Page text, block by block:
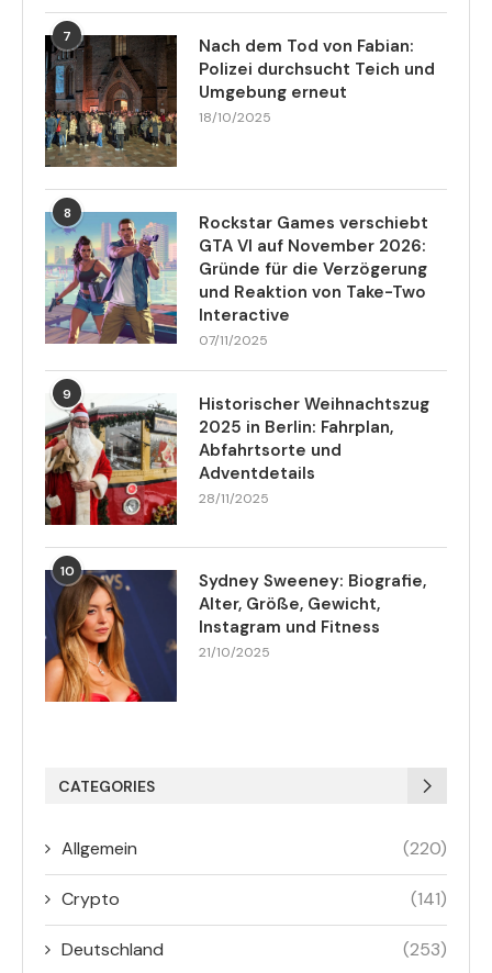
7
Nach dem Tod von Fabian:
Polizei durchsucht Teich und
Umgebung erneut
18/10/2025
8
Rockstar Games verschiebt
GTA VI auf November 2026:
Gründe für die Verzögerung
und Reaktion von Take-Two
Interactive
07/11/2025
9
Historischer Weihnachtszug
2025 in Berlin: Fahrplan,
Abfahrtsorte und
Adventdetails
28/11/2025
10
Sydney Sweeney: Biografie,
Alter, Größe, Gewicht,
Instagram und Fitness
21/10/2025
CATEGORIES
Allgemein (220)
Crypto (141)
Deutschland (253)